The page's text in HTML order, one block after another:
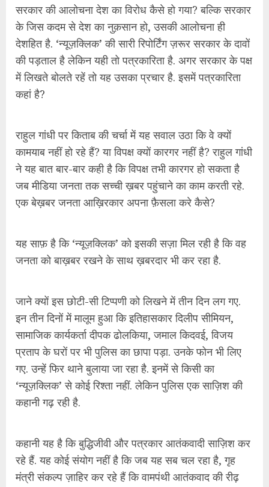
सरकार की आलोचना देश का विरोध कैसे हो गया? बल्कि सरकार
के जिस कदम से देश का नुक़सान हो, उसकी आलोचना ही
देशहित है. ‘न्यूज़क्लिक’ की सारी रिपोर्टिंग ज़रूर सरकार के दावों
की पड़ताल है लेकिन यही तो पत्रकारिता है. अगर सरकार के पक्ष
में लिखते बोलते रहें तो यह उसका प्रचार है. इसमें पत्रकारिता
कहां है?
राहुल गांधी पर किताब की चर्चा में यह सवाल उठा कि वे क्यों
कामयाब नहीं हो रहे हैं? या विपक्ष क्यों कारगर नहीं है? राहुल गांधी
ने यह बात बार-बार कही है कि विपक्ष तभी कारगर हो सकता है
जब मीडिया जनता तक सच्ची ख़बर पहुंचाने का काम करती रहे.
एक बेख़बर जनता आख़िरकार अपना फ़ैसला करे कैसे?
यह साफ़ है कि ‘न्यूज़क्लिक’ को इसकी सज़ा मिल रही है कि वह
जनता को बाख़बर रखने के साथ ख़बरदार भी कर रहा है.
जाने क्यों इस छोटी-सी टिप्पणी को लिखने में तीन दिन लग गए.
इन तीन दिनों में मालूम हुआ कि इतिहासकार दिलीप सीमियन,
सामाजिक कार्यकर्ता दीपक ढोलकिया, जमाल किदवई, विजय
प्रताप के घरों पर भी पुलिस का छापा पड़ा. उनके फोन भी लिए
गए. उन्हें फिर थाने बुलाया जा रहा है. इनमें से किसी का
‘न्यूज़क्लिक’ से कोई रिश्ता नहीं. लेकिन पुलिस एक साज़िश की
कहानी गढ़ रही है.
कहानी यह है कि बुद्धिजीवी और पत्रकार आतंकवादी साज़िश कर
रहे हैं. यह कोई संयोग नहीं है कि जब यह सब चल रहा है, गृह
मंत्री संकल्प ज़ाहिर कर रहे हैं कि वामपंथी आतंकवाद की रीढ़